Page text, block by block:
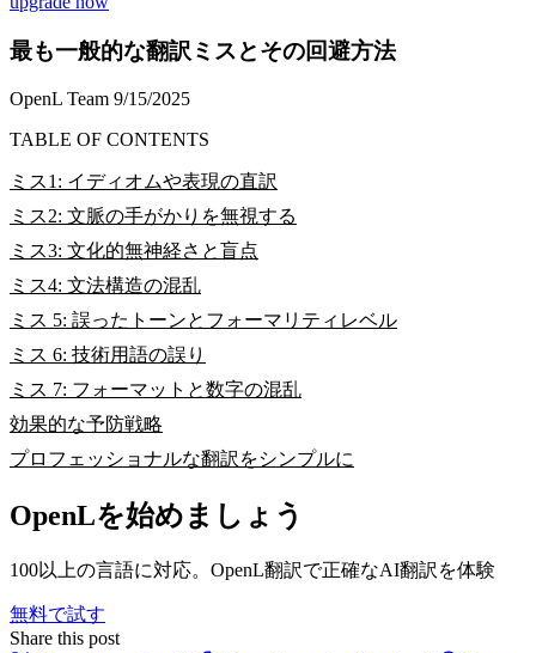
最も一般的な翻訳ミスとその回避方法
OpenL Team 9/15/2025
TABLE OF CONTENTS
ミス1: イディオムや表現の直訳
ミス2: 文脈の手がかりを無視する
ミス3: 文化的無神経さと盲点
ミス4: 文法構造の混乱
ミス 5: 誤ったトーンとフォーマリティレベル
ミス 6: 技術用語の誤り
ミス 7: フォーマットと数字の混乱
効果的な予防戦略
プロフェッショナルな翻訳をシンプルに
OpenLを始めましょう
100以上の言語に対応。OpenL翻訳で正確なAI翻訳を体験
無料で試す
Share this post